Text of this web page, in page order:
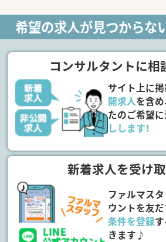
希望の求人が見つから
コンサルタントに相
サイト上に
開求人を含め
たのご希望
しします！
新着求人を受け
ファルマス
ウントを友
条件を登録
きます♪